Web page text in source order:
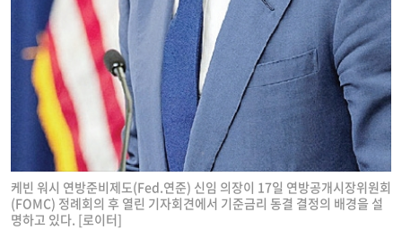
케빈 워시 연방준비제도(Fed.연준) 신임 의장이 17일 연방공개시장위원회
(FOMC) 정례회의 후 열린 기자회견에서 기준금리 동결 결정의 배경을 설
명하고 있다. [로이터]